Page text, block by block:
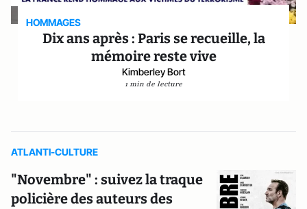
HOMMAGES
Dix ans après : Paris se recueille, la
mémoire reste vive
Kimberley Bort
1 min de lecture
ATLANTI-CULTURE
"Novembre" : suivez la traque
policière des auteurs des